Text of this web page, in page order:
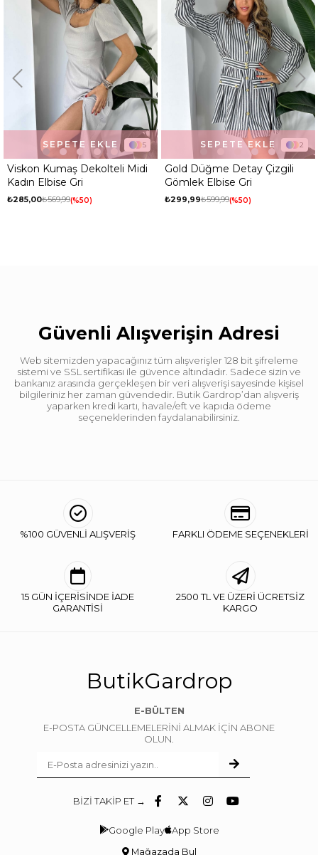
2
Gold Düğme Detay Çizgili
Gömlek Elbise Gri
₺299,99₺599,99 %50
SEPETE EKLE
Viskon Kumaş Dekolteli
Kadın Elbise Kahve
₺285,00₺569,99 %50
SEPETE EKLE
Güvenli Alışverişin Adresi
Web sitemizden yapacağınız tüm alışverişler 128 bit şifreleme
sistemi ve SSL sertifikası ile güvence altındadır. Sadece sizin ve
bankanız arasında gerçekleşen bir veri alışverişi sayesinde kişisel
bilgileriniz her zaman güvendedir. Butik Gardrop’dan alışveriş
yaparken kredi kartı, havale/eft ve kapıda ödeme
seçeneklerinden faydalanabilirsiniz.
%100 GÜVENLİ ALIŞVERİŞ FARKLI ÖDEME SEÇENEKLERİ
15 GÜN İÇERİSİNDE İADE
GARANTİSİ
2500 TL VE ÜZERİ ÜCRETSİZ
KARGO
ButikGardrop
E-BÜLTEN
E-POSTA GÜNCELLEMELERİNİ ALMAK İÇİN ABONE
OLUN.
BİZİ TAKİP ET →
Google Play App Store
Mağazada Bul